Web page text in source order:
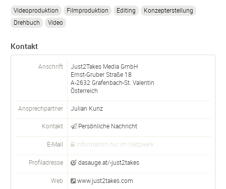
Videoproduktion Filmproduktion Editing
Konzepterstellung
Drehbuch
Video
Kontakt
Anschrift
Just2Takes Media GmbH
Ernst-Gruber Straße 18
A-2632 Grafenbach-St. Valentin
Österreich
Ansprechpartner Julian Kunz
Kontakt Persönliche Nachricht
E-Mail Information nur im Netzwerk
Profiladresse dasauge.at/-just2takes
Web www.just2takes.com